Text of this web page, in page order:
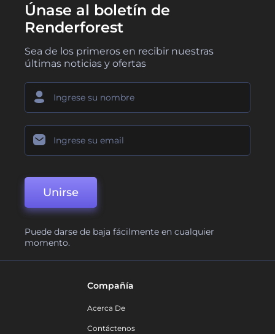
Únase al boletín de
Renderforest
Sea de los primeros en recibir nuestras
últimas noticias y ofertas
Unirse
Puede darse de baja fácilmente en cualquier
momento.
Compañía
Acerca De
Contáctenos